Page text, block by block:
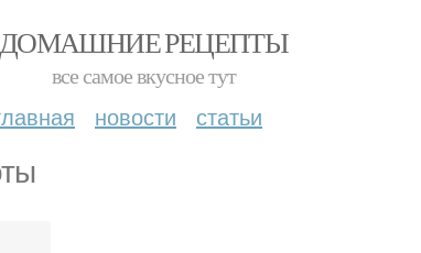
ДОМАШНИЕ РЕЦЕПТЫ
все самое вкусное тут
новости статьи